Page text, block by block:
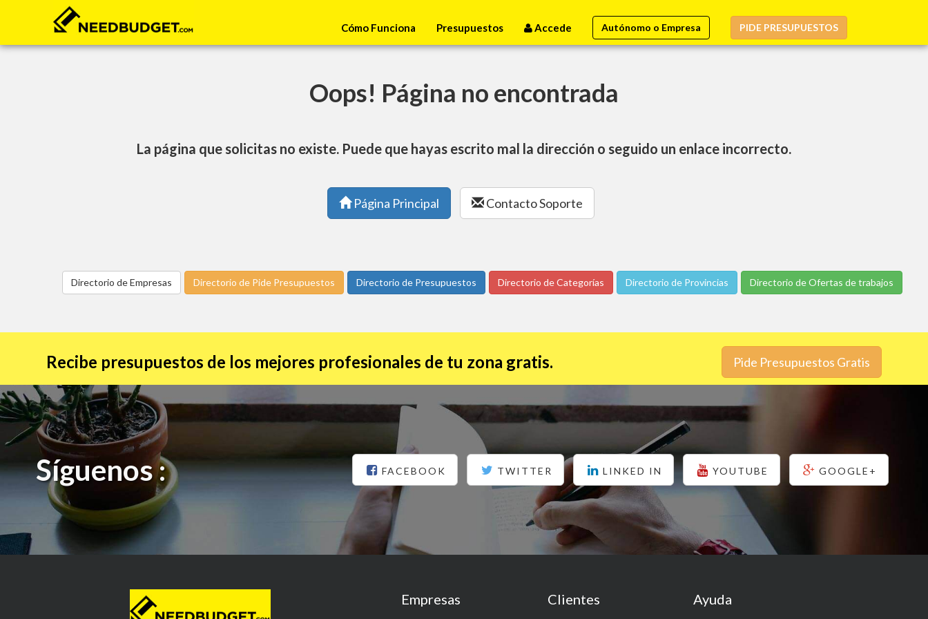
Cómo Funciona Presupuestos Accede Autónomo o Empresa PIDE PRESUPUESTOS
Oops! Página no encontrada
La página que solicitas no existe. Puede que hayas escrito mal la dirección o seguido un enlace incorrecto.
Página Principal Contacto Soporte
Directorio de Ofertas de trabajos
Directorio de Provincias
Directorio de Categorías
Directorio de Presupuestos
Directorio de Pide Presupuestos
Directorio de Empresas
Recibe presupuestos de los mejores profesionales de tu zona gratis. Pide Presupuestos Gratis
Síguenos : FACEBOOK TWITTER LINKED IN YOUTUBE GOOGLE+
Empresas Clientes Ayuda